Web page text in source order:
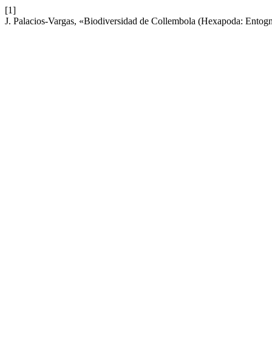
[1]
J. Palacios-Vargas, «Biodiversidad de Collembola (Hexapoda: